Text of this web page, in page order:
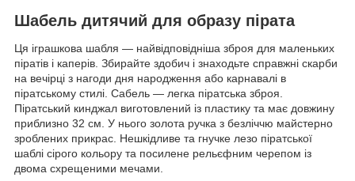
Шабель дитячий для образу пірата
Ця іграшкова шабля — найвідповідніша зброя для маленьких
піратів і каперів. Збирайте здобич і знаходьте справжні скарби
на вечірці з нагоди дня народження або карнавалі в
піратському стилі. Сабель — легка піратська зброя.
Піратський кинджал виготовлений із пластику та має довжину
приблизно 32 см. У нього золота ручка з безліччю майстерно
зроблених прикрас. Нешкідливе та гнучке лезо піратської
шаблі сірого кольору та посилене рельєфним черепом із
двома схрещеними мечами.